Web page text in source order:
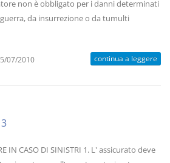
non è obbligato per i danni determinati
da insurrezione o da tumulti
07/2010 continua a leggere
IN CASO DI SINISTRI 1. L' assicurato deve